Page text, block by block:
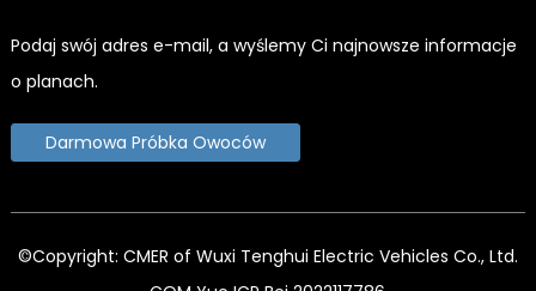
Podaj swój adres e-mail, a wyślemy Ci najnowsze informacje
o planach.
Darmowa Próbka Owoców
©Copyright: CMER of Wuxi Tenghui Electric Vehicles Co., Ltd.